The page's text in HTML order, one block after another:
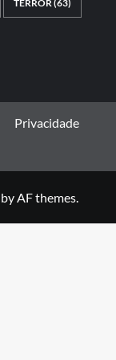
TERROR(63)
Privacidade
by AF themes.